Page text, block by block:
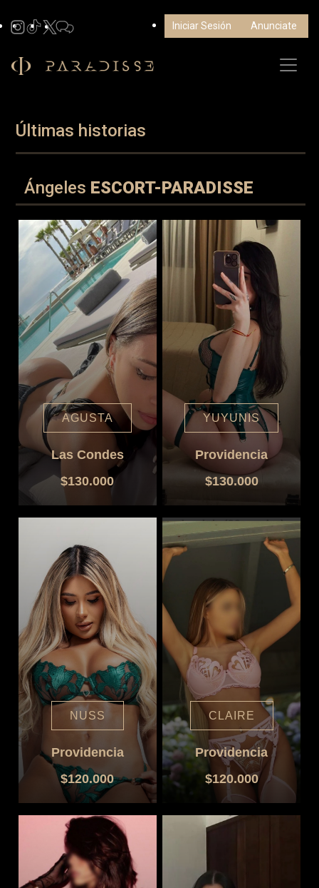
Iniciar Sesión Anunciate
Últimas historias
Ángeles ESCORT-PARADISSE
AGUSTA
Las Condes
$130.000
YUYUNIS
Providencia
$130.000
NUSS
Providencia
$120.000
CLAIRE
Providencia
$120.000